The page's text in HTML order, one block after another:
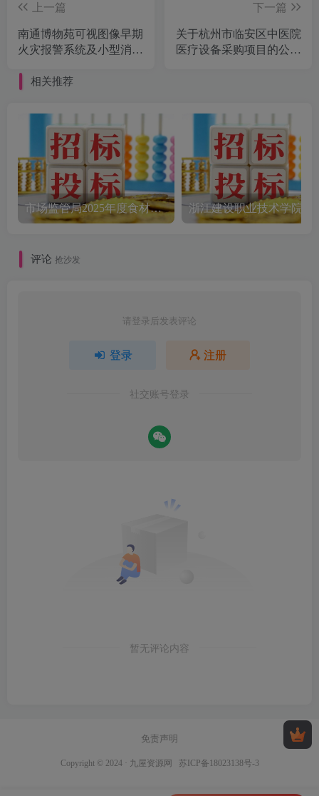
上一篇
南通博物苑可视图像早期
火灾报警系统及小型消防
下一篇
关于杭州市临安区中医院
医疗设备采购项目的公开
相关推荐
市场监管局2025年度食材配送采购公告
评论 抢沙发
请登录后发表评论
登录 注册
社交账号登录
暂无评论内容
免责声明
Copyright © 2024 · 九屋资源网 苏ICP备18023138号-3